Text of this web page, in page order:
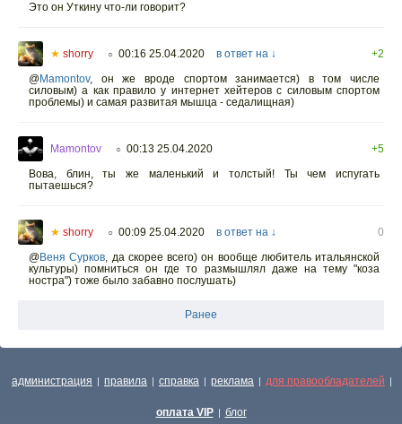
Это он Уткину что-ли говорит?
★ shorry ○ 00:16 25.04.2020 в ответ на ↓
+2
@Mamontov, он же вроде спортом занимается) в том числе
силовым) а как правило у интернет хейтеров с силовым спортом
проблемы) и самая развитая мышца - седалищная)
Mamontov ○ 00:13 25.04.2020
+5
Вова, блин, ты же маленький и толстый! Ты чем испугать
пытаешься?
★ shorry ○ 00:09 25.04.2020 в ответ на ↓
0
@Веня Сурков, да скорее всего) он вообще любитель итальянской
культуры) помниться он где то размышлял даже на тему "коза
ностра") тоже было забавно послушать)
Ранее
администрация | правила | справка | реклама | для правообладателей |
оплата VIP | блог